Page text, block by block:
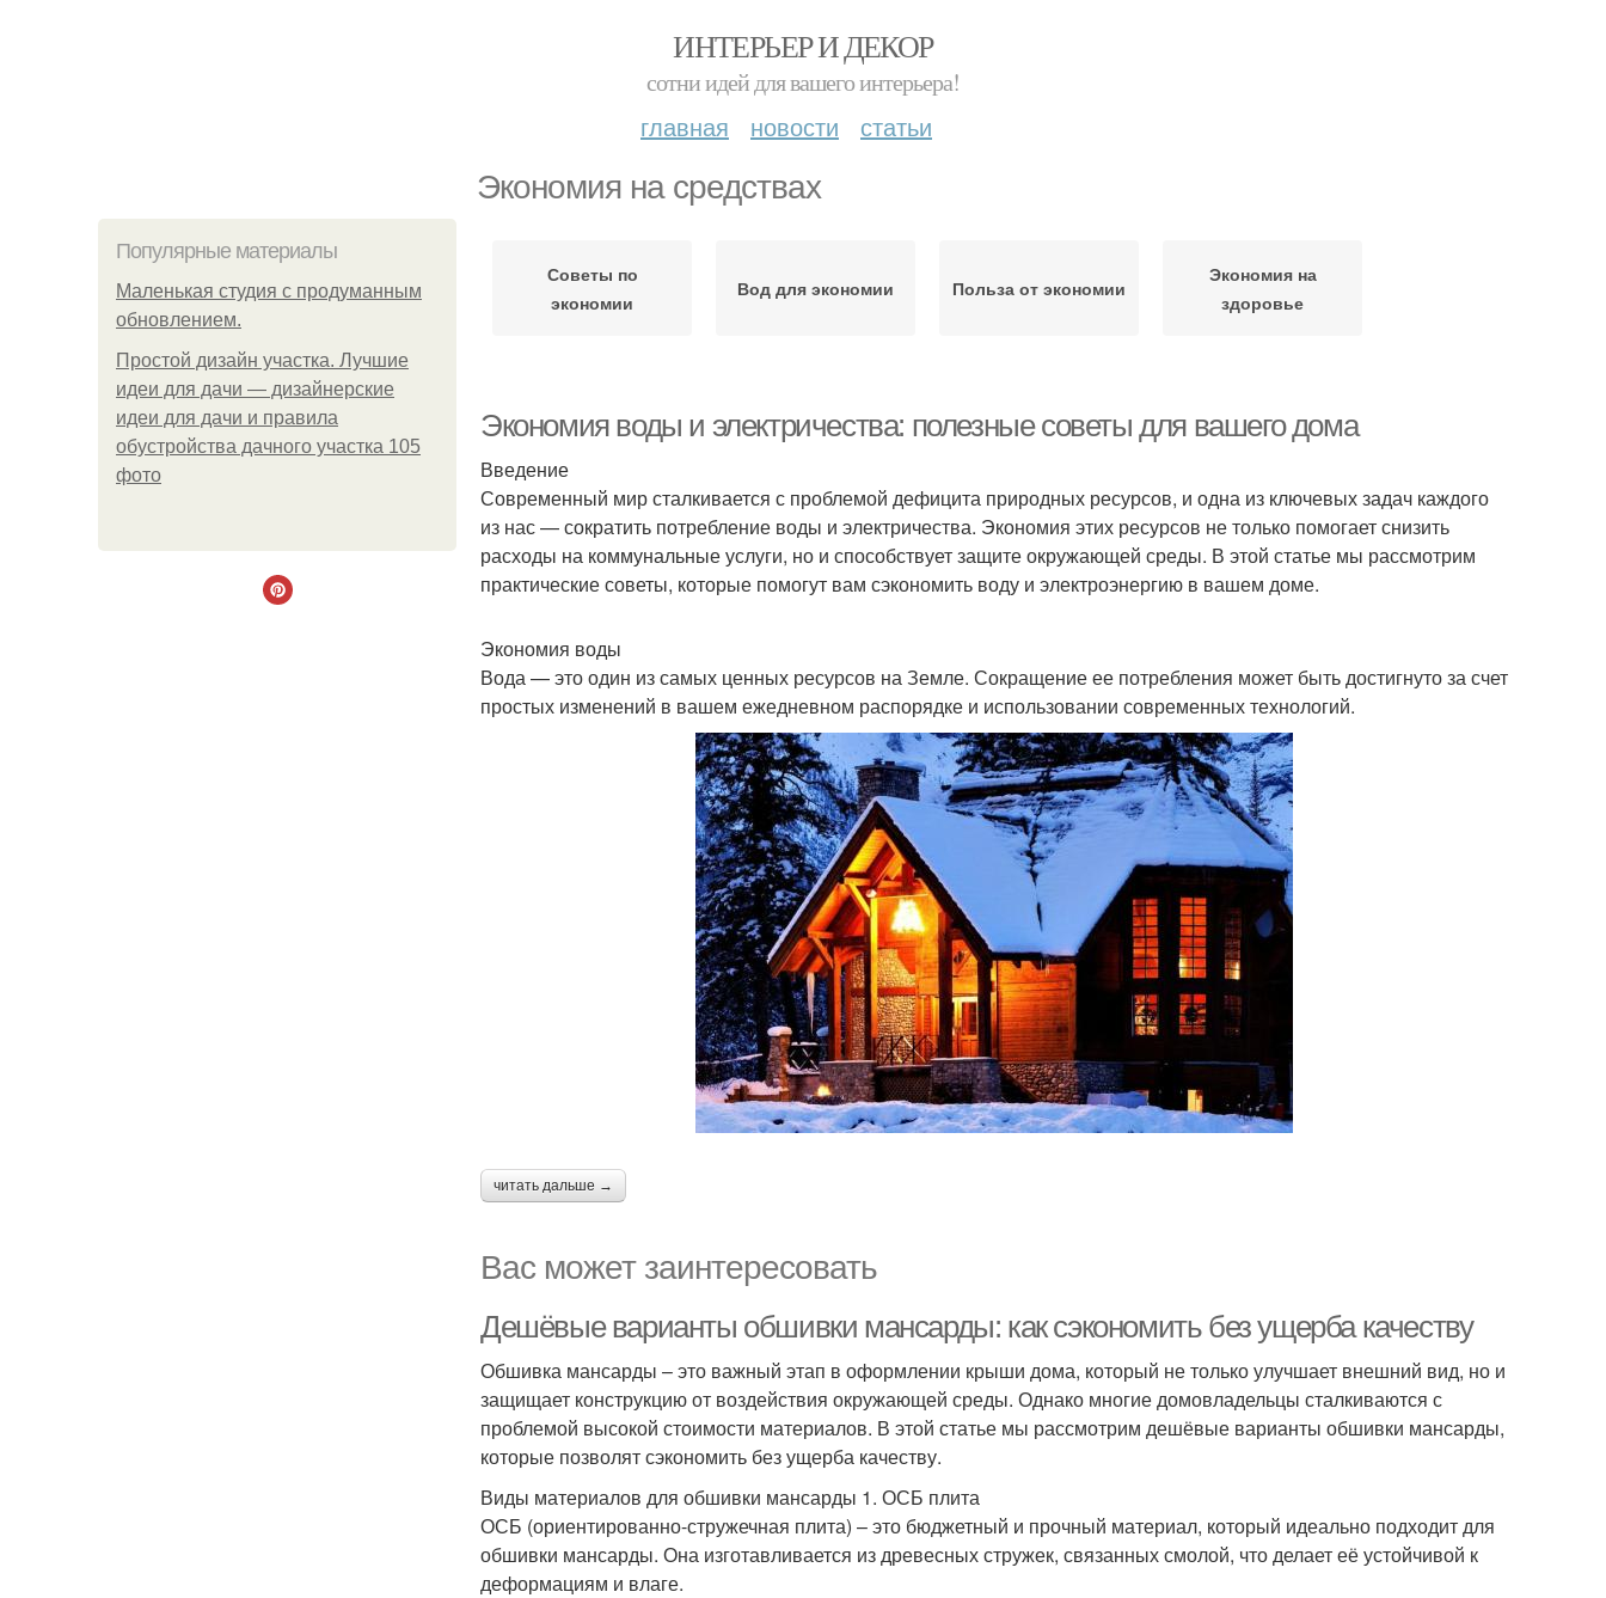
ИНТЕРЬЕР И ДЕКОР
сотни идей для вашего интерьера!
главная новости статьи
Экономия на средствах
Популярные материалы
Маленькая студия с продуманным
обновлением.
Простой дизайн участка. Лучшие
идеи для дачи — дизайнерские
идеи для дачи и правила
обустройства дачного участка 105
фото
Советы по
экономии
Вод для экономии Польза от экономии
Экономия на
здоровье
Экономия воды и электричества: полезные советы для вашего дома
Введение
Современный мир сталкивается с проблемой дефицита природных ресурсов, и одна из ключевых задач каждого
из нас — сократить потребление воды и электричества. Экономия этих ресурсов не только помогает снизить
расходы на коммунальные услуги, но и способствует защите окружающей среды. В этой статье мы рассмотрим
практические советы, которые помогут вам сэкономить воду и электроэнергию в вашем доме.
Экономия воды
Вода — это один из самых ценных ресурсов на Земле. Сокращение ее потребления может быть достигнуто за счет
простых изменений в вашем ежедневном распорядке и использовании современных технологий.
читать дальше →
Вас может заинтересовать
Дешёвые варианты обшивки мансарды: как сэкономить без ущерба качеству
Обшивка мансарды – это важный этап в оформлении крыши дома, который не только улучшает внешний вид, но и
защищает конструкцию от воздействия окружающей среды. Однако многие домовладельцы сталкиваются с
проблемой высокой стоимости материалов. В этой статье мы рассмотрим дешёвые варианты обшивки мансарды,
которые позволят сэкономить без ущерба качеству.
Виды материалов для обшивки мансарды 1. ОСБ плита
ОСБ (ориентированно-стружечная плита) – это бюджетный и прочный материал, который идеально подходит для
обшивки мансарды. Она изготавливается из древесных стружек, связанных смолой, что делает её устойчивой к
деформациям и влаге.